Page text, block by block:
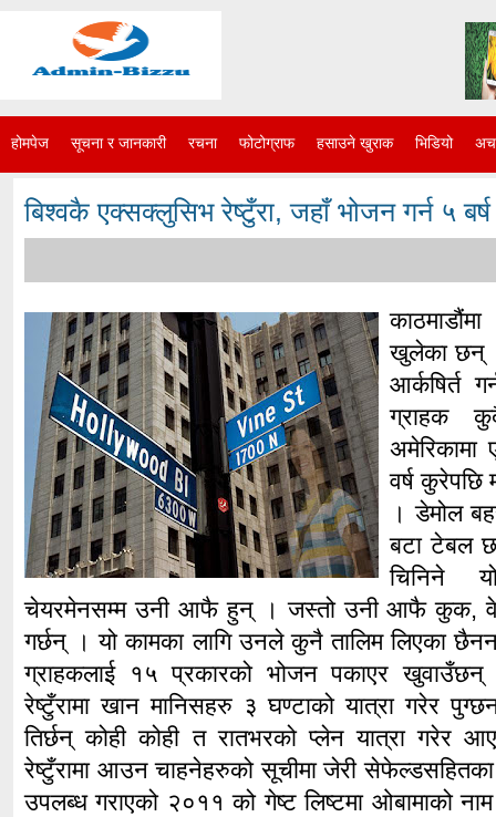
होमपेज सूचना र जानकारी रचना फोटोग्राफ हसाउने खुराक भिडियो
बिश्वकै एक्सक्लुसिभ रेष्टुँरा, जहाँ भोजन गर्न ५ बर्ष
खुलेका छन्
आर्कषिर्त
ग्राहक
वर्ष कुरेपछि
। डेमोल
बटा टेबल
चिनिने
चेयरमेनसम्म उनी आफै हुन् । जस्तो उनी आफै कुक,
गर्छन् । यो कामका लागि उनले कुनै तालिम लिएका
ग्राहकलाई १५ प्रकारको भोजन पकाएर
रेष्टुँरामा खान मानिसहरु ३ घण्टाको यात्रा गरेर
तिर्छन् कोही कोही त रातभरको प्लेन यात्रा गरेर
रेष्टुँरामा आउन चाहनेहरुको सूचीमा जेरी
उपलब्ध गराएको २०११ को गेष्ट लिष्टमा ओबामाको